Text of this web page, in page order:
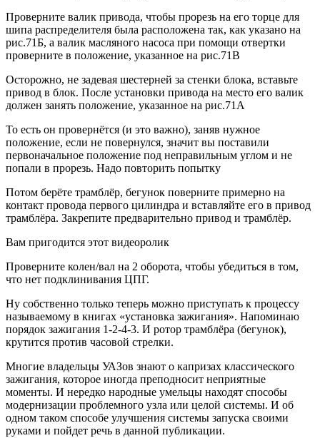
Проверните валик привода, чтобы прорезь на его торце для
шипа распределителя была расположена так, как указано на
рис.71Б, а валик масляного насоса при помощи отвертки
проверните в положение, указанное на рис.71В
Осторожно, не задевая шестерней за стенки блока, вставьте
привод в блок. После установки привода на место его валик
должен занять положение, указанное на рис.71А
То есть он провернётся (и это важно), заняв нужное
положение, если не повернулся, значит вы поставили
первоначальное положение под неправильным углом и не
попали в прорезь. Надо повторить попытку
Потом берёте трамблёр, бегунок поверните примерно на
контакт провода первого цилиндра и вставляйте его в привод
трамблёра. Закрепите предварительно привод и трамблёр.
Вам пригодится этот видеоролик
Проверните колен/вал на 2 оборота, чтобы убедиться в том,
что нет подклинивания ЦПГ.
Ну собственно только теперь можно приступать к процессу
называемому в книгах «установка зажигания». Напоминаю
порядок зажигания 1-2-4-3. И ротор трамблёра (бегунок),
крутится против часовой стрелки.
Многие владельцы УАЗов знают о капризах классического
зажигания, которое иногда преподносит неприятные
моменты. И нередко народные умельцы находят способы
модернизации проблемного узла или целой системы. И об
одном таком способе улучшения системы запуска своими
руками и пойдет речь в данной публикации.